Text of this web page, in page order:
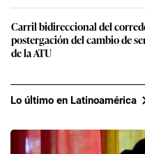
Carril bidireccional del
postergación del cambio de
de la ATU
Lo último en Latinoamérica